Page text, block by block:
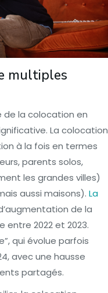
multiples
de la colocation en
La colocation
à la fois en termes
parents solos,
les grandes villes)
aussi maisons). La
de la
2022 et 2023.
qui évolue parfois
avec une hausse
partagés.